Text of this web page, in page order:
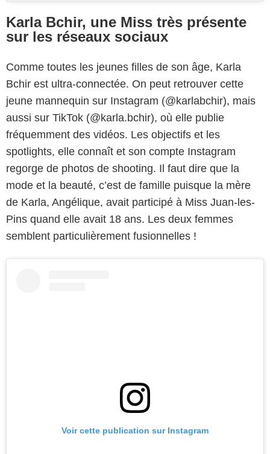
Karla Bchir, une Miss très présente
sur les réseaux sociaux
Comme toutes les jeunes filles de son âge, Karla
Bchir est ultra-connectée. On peut retrouver cette
jeune mannequin sur Instagram (@karlabchir), mais
aussi sur TikTok (@karla.bchir), où elle publie
fréquemment des vidéos. Les objectifs et les
spotlights, elle connaît et son compte Instagram
regorge de photos de shooting. Il faut dire que la
mode et la beauté, c’est de famille puisque la mère
de Karla, Angélique, avait participé à Miss Juan-les-
Pins quand elle avait 18 ans. Les deux femmes
semblent particulièrement fusionnelles !
Voir cette publication sur Instagram